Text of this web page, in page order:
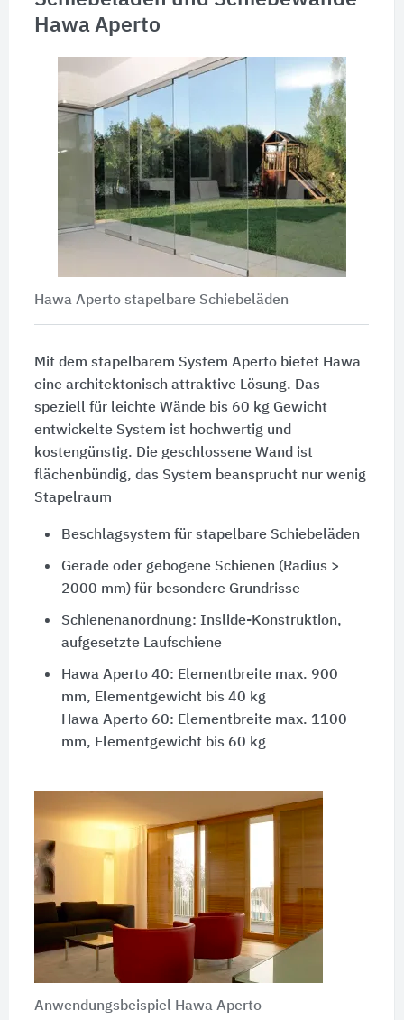
Hawa Aperto
Hawa Aperto stapelbare Schiebeläden
Mit dem stapelbarem System Aperto bietet Hawa
eine architektonisch attraktive Lösung. Das
speziell für leichte Wände bis 60 kg Gewicht
entwickelte System ist hochwertig und
kostengünstig. Die geschlossene Wand ist
flächenbündig, das System beansprucht nur wenig
Stapelraum
Beschlagsystem für stapelbare Schiebeläden
Gerade oder gebogene Schienen (Radius >
2000 mm) für besondere Grundrisse
Schienenanordnung: Inslide-Konstruktion,
aufgesetzte Laufschiene
Hawa Aperto 40: Elementbreite max. 900
mm, Elementgewicht bis 40 kg
Hawa Aperto 60: Elementbreite max. 1100
mm, Elementgewicht bis 60 kg
Anwendungsbeispiel Hawa Aperto